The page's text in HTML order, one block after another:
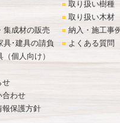
集成材の販売
具･建具の請負
個人向け）
取り扱い樹種
取り扱い木材
納入・施工事例
よくある質問
せ
合わせ
報保護方針